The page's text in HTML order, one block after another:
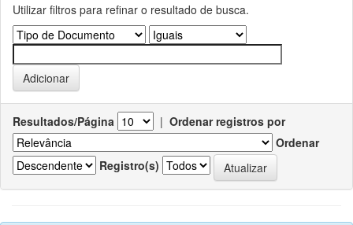
Utilizar filtros para refinar o resultado de busca.
Resultados/Página | Ordenar registros por
Ordenar
Registro(s)